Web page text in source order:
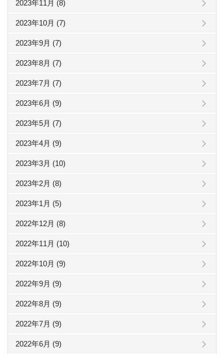
2023年11月 (8)
2023年10月 (7)
2023年9月 (7)
2023年8月 (7)
2023年7月 (7)
2023年6月 (9)
2023年5月 (7)
2023年4月 (9)
2023年3月 (10)
2023年2月 (8)
2023年1月 (5)
2022年12月 (8)
2022年11月 (10)
2022年10月 (9)
2022年9月 (9)
2022年8月 (9)
2022年7月 (9)
2022年6月 (9)